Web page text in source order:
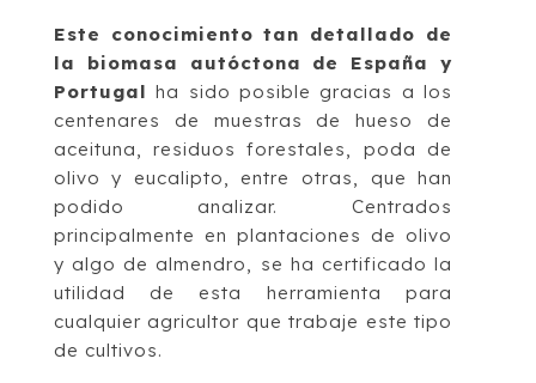
Este conocimiento tan detallado de
la biomasa autóctona de España y
Portugal ha sido posible gracias a los
centenares de muestras de hueso de
aceituna, residuos forestales, poda de
olivo y eucalipto, entre otras, que han
podido analizar. Centrados
principalmente en plantaciones de olivo
y algo de almendro, se ha certificado la
utilidad de esta herramienta para
cualquier agricultor que trabaje este tipo
de cultivos.